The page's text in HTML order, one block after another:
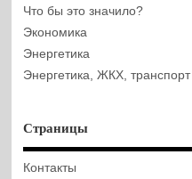
Что бы это значило?
Экономика
Энергетика
Энергетика, ЖКХ, транспорт
Страницы
Контакты